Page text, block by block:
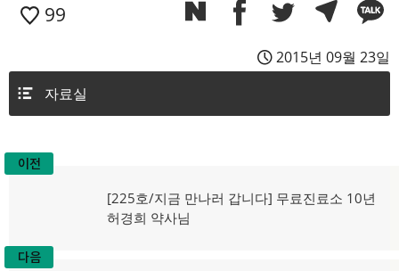
99
2015년 09월 23일
자료실
글
색
이전
이
전
[225호/지금 만나러 갑니다] 무료진료소 10년
허경희 약사님
다음